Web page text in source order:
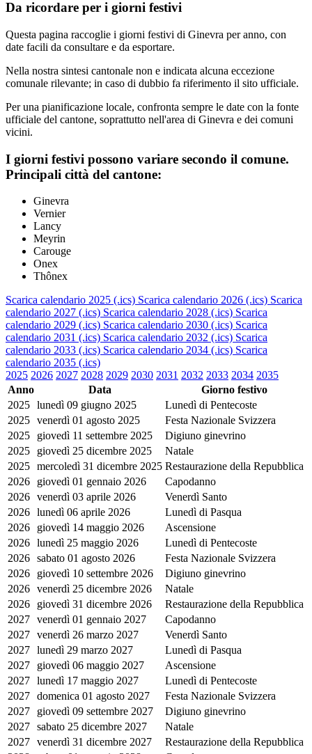
Da ricordare per i giorni festivi
Questa pagina raccoglie i giorni festivi di Ginevra per anno, con
date facili da consultare e da esportare.
Nella nostra sintesi cantonale non e indicata alcuna eccezione
comunale rilevante; in caso di dubbio fa riferimento il sito ufficiale.
Per una pianificazione locale, confronta sempre le date con la fonte
ufficiale del cantone, soprattutto nell'area di Ginevra e dei comuni
vicini.
I giorni festivi possono variare secondo il comune.
Principali città del cantone:
Ginevra
Vernier
Lancy
Meyrin
Carouge
Onex
Thônex
Scarica calendario 2025 (.ics) Scarica calendario 2026 (.ics) Scarica
calendario 2027 (.ics) Scarica calendario 2028 (.ics) Scarica
calendario 2029 (.ics) Scarica calendario 2030 (.ics) Scarica
calendario 2031 (.ics) Scarica calendario 2032 (.ics) Scarica
calendario 2033 (.ics) Scarica calendario 2034 (.ics) Scarica
calendario 2035 (.ics)
2025 2026 2027 2028 2029 2030 2031 2032 2033 2034 2035
Anno
Data
Giorno festivo
2025 lunedì 09 giugno 2025
Lunedì di Pentecoste
2025 venerdì 01 agosto 2025
Festa Nazionale Svizzera
2025
giovedì 11 settembre 2025
Digiuno ginevrino
2025
giovedì 25 dicembre 2025
Natale
2025 mercoledì 31 dicembre 2025 Restaurazione della Repubblica
2026
giovedì 01 gennaio 2026
Capodanno
2026 venerdì 03 aprile 2026
Venerdì Santo
2026 lunedì 06 aprile 2026
Lunedì di Pasqua
2026
giovedì 14 maggio 2026
Ascensione
2026 lunedì 25 maggio 2026
Lunedì di Pentecoste
2026 sabato 01 agosto 2026
Festa Nazionale Svizzera
2026
giovedì 10 settembre 2026
Digiuno ginevrino
2026 venerdì 25 dicembre 2026
Natale
2026
giovedì 31 dicembre 2026
Restaurazione della Repubblica
2027 venerdì 01 gennaio 2027
Capodanno
2027 venerdì 26 marzo 2027
Venerdì Santo
2027 lunedì 29 marzo 2027
Lunedì di Pasqua
2027
giovedì 06 maggio 2027
Ascensione
2027 lunedì 17 maggio 2027
Lunedì di Pentecoste
2027 domenica 01 agosto 2027
Festa Nazionale Svizzera
2027
giovedì 09 settembre 2027
Digiuno ginevrino
2027 sabato 25 dicembre 2027
Natale
2027 venerdì 31 dicembre 2027
Restaurazione della Repubblica